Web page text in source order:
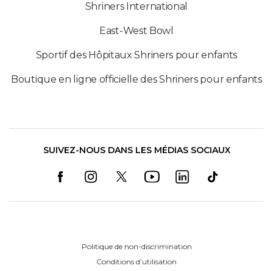
Shriners International
East-West Bowl
Sportif des Hôpitaux Shriners pour enfants
Boutique en ligne officielle des Shriners pour enfants
SUIVEZ-NOUS DANS LES MÉDIAS SOCIAUX
Politique de non-discrimination
Conditions d’utilisation